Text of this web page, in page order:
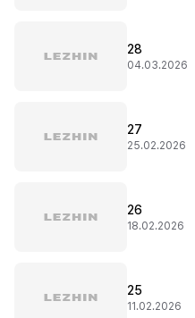
28
04.03.2026
27
25.02.2026
26
18.02.2026
25
11.02.2026